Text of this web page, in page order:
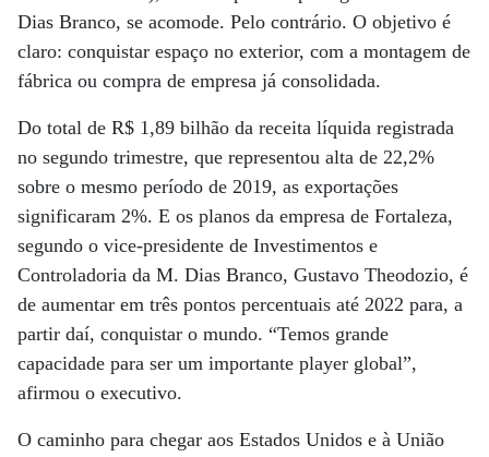
Dias Branco, se acomode. Pelo contrário. O objetivo é
claro: conquistar espaço no exterior, com a montagem de
fábrica ou compra de empresa já consolidada.
Do total de R$ 1,89 bilhão da receita líquida registrada
no segundo trimestre, que representou alta de 22,2%
sobre o mesmo período de 2019, as exportações
significaram 2%. E os planos da empresa de Fortaleza,
segundo o vice-presidente de Investimentos e
Controladoria da M. Dias Branco, Gustavo Theodozio, é
de aumentar em três pontos percentuais até 2022 para, a
partir daí, conquistar o mundo. “Temos grande
capacidade para ser um importante player global”,
afirmou o executivo.
O caminho para chegar aos Estados Unidos e à União